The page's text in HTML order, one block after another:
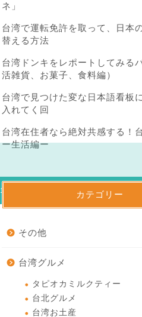
ネ」
台湾で運転免許を取って、日本
替える方法
台湾ドンキをレポートしてみる
活雑貨、お菓子、食料編）
台湾で見つけた変な日本語看板
入れてく回
台湾在住者なら絶対共感する！
ー生活編ー
カテゴリー
その他
台湾グルメ
タピオカミルクティー
台北グルメ
台湾お土産
台湾在住日本人女子のブログ『の